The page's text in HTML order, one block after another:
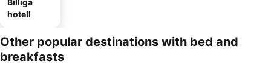
Billiga
hotell
Other popular destinations with bed and
breakfasts